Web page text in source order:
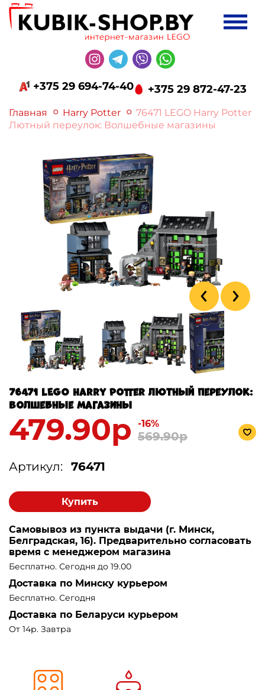
+375 29 694-74-40 +375 29 872-47-23
Главная Harry Potter
76471 LEGO Harry Potter
Лютный переулок: Волшебные магазины
76471 LEGO Harry Potter Лютный переулок:
Волшебные магазины
479.90р -16%
569.90р
Артикул: 76471
Купить
Самовывоз из пункта выдачи (г. Минск,
Белградская, 16). Предварительно согласовать
время с менеджером магазина
Бесплатно. Сегодня до 19.00
Доставка по Минску курьером
Бесплатно. Сегодня
Доставка по Беларуси курьером
От 14р. Завтра